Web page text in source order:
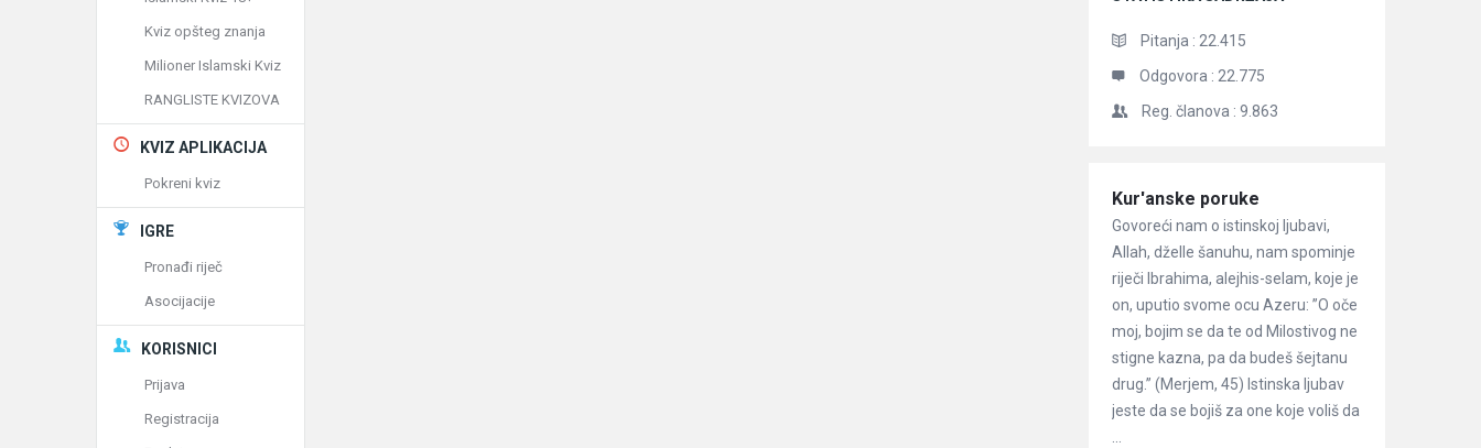
Pitanja : 22.415
Odgovora : 22.775
Reg. članova : 9.863
Članci
Kur'anske poruke
Govoreći nam o istinskoj ljubavi,
Allah, dželle šanuhu, nam spominje
riječi Ibrahima, alejhis-selam, koje je
on, uputio svome ocu Azeru: ”O oče
moj, bojim se da te od Milostivog ne
stigne kazna, pa da budeš šejtanu
drug.” (Merjem, 45) Istinska ljubav
jeste da se bojiš za one koje voliš da
Kviz opšteg znanja
Milioner Islamski Kviz
RANGLISTE KVIZOVA
KVIZ APLIKACIJA
Pokreni kviz
IGRE
Pronađi riječ
Asocijacije
KORISNICI
Prijava
Registracija